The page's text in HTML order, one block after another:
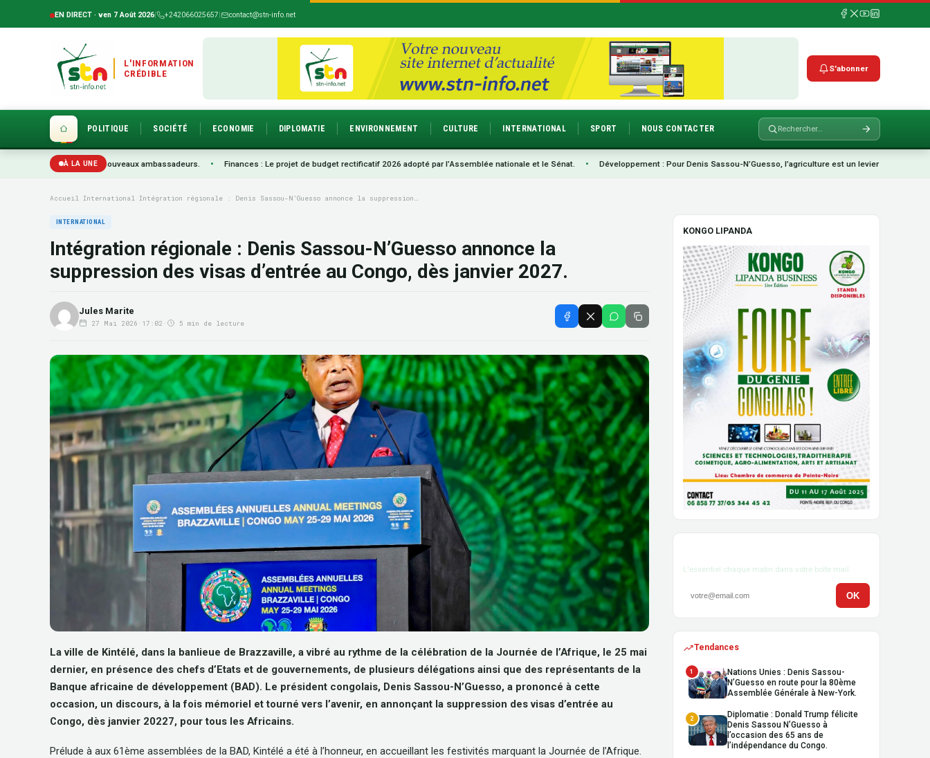
EN DIRECT · ven 7 Août 2026| +242066025657| contact@stn-info.net
L'INFORMATION
CRÉDIBLE
S'abonner
POLITIQUE SOCIÉTÉ ECONOMIE DIPLOMATIE ENVIRONNEMENT CULTURE INTERNATIONAL SPORT NOUS CONTACTER
À LA UNE
de trois nouveaux ambassadeurs. • Finances : Le projet de budget rectificatif 2026 adopté par l’Assemblée nationale et le Sénat. • Développement : Pour Denis Sassou-N’Guesso, l’agriculture est un levier central de l’économie
Accueil International Intégration régionale : Denis Sassou-N’Guesso annonce la suppression…
INTERNATIONAL
Intégration régionale : Denis Sassou-N’Guesso annonce la
suppression des visas d’entrée au Congo, dès janvier 2027.
Jules Marite
27 Mai 2026 · 17:02 · 5 min de lecture
La ville de Kintélé, dans la banlieue de Brazzaville, a vibré au rythme de la célébration de la Journée de l’Afrique, le 25 mai
dernier, en présence des chefs d’Etats et de gouvernements, de plusieurs délégations ainsi que des représentants de la
Banque africaine de développement (BAD). Le président congolais, Denis Sassou-N’Guesso, a prononcé à cette
occasion, un discours, à la fois mémoriel et tourné vers l’avenir, en annonçant la suppression des visas d’entrée au
Congo, dès janvier 20227, pour tous les Africains.
Prélude à aux 61ème assemblées de la BAD, Kintélé a été à l’honneur, en accueillant les festivités marquant la Journée de l’Afrique.
KONGO LIPANDA
L'essentiel chaque matin dans votre boîte mail.
OK
Tendances
1
Nations Unies : Denis Sassou-
N’Guesso en route pour la 80ème
Assemblée Générale à New-York.
2
Diplomatie : Donald Trump félicite
Denis Sassou N’Guesso à
l’occasion des 65 ans de
l’indépendance du Congo.